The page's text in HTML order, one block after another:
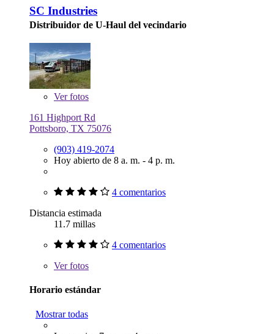
SC Industries
Distribuidor de U-Haul del vecindario
Verfotos
161 Highport Rd
Pottsboro, TX 75076
(903) 419-2074
Hoy abierto de 8 a. m. - 4 p. m.
4 comentarios
Distancia estimada
11.7 millas
4 comentarios
Verfotos
Horario estándar
Mostrar todas